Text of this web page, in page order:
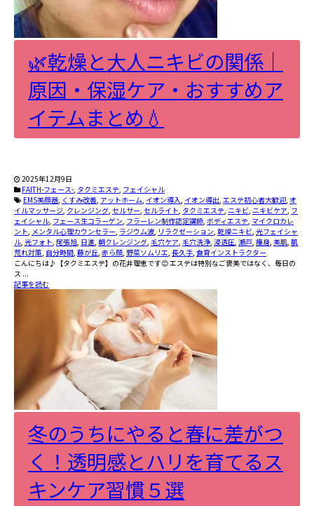
🌿乾燥と大人ニキビの関係｜
原因・保湿ケア・おすすめア
イテムまとめ💧
2025年12月9日
FAITH-フェース-, タクミエステ, フェイシャル
EMS美顔器, くすみ改善, アットホーム, イオン導入, イオン導出, エステ初心者大歓迎, オ
イルマッサージ, クレンジング, セルサー, セルライト, タクミエステ, ニキビ, ニキビケア, フ
ェイシャル, フェース生コラーゲン, フラーレン制作認定講師, ボディエステ, マイクロカレ
ント, メンタル心理カウンセラー, ラジウム波, リラクゼーション, 乾燥ニキビ, 光フェイシャ
ル, 光フォト, 尾張旭, 日進, 朝クレンジング, 毛穴ケア, 毛穴洗浄, 浸透圧, 瀬戸, 痩身, 美肌, 肌
荒れ対策, 自分時間, 藤が丘, 赤ら顔, 野菜ソムリエ, 長久手, 食育インストラクター
こんにちは♪【タクミエステ】の花井理恵です😊 エステは特別なご褒美ではなく、毎日の
ス ...
記事を読む
冬のうちにやると春に差がつ
く！透明感とハリを育てるス
キンケア習慣５選